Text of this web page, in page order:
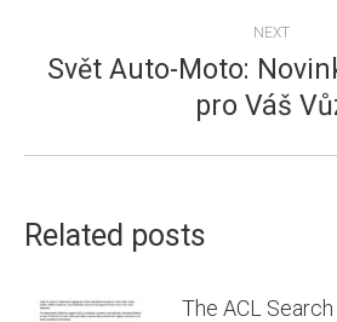
NEXT
Next
post:
Svět Auto-Moto:
pro Váš
Related posts
The ACL